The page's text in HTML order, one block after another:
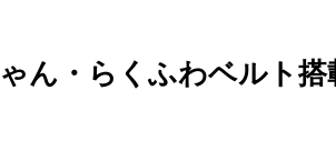
ん・らくふわベルト